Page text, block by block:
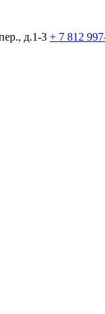
д.1-3 + 7 812